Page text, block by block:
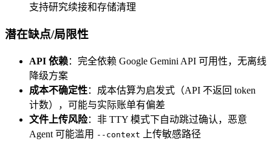
支持研究续接和存储清理
潜在缺点/局限性
API 依赖：完全依赖 Google Gemini API 可用性，无离线
降级方案
成本不确定性：成本估算为启发式（API 不返回 token
计数），可能与实际账单有偏差
文件上传风险：非 TTY 模式下自动跳过确认，恶意
Agent 可能滥用 --context
上传敏感路径